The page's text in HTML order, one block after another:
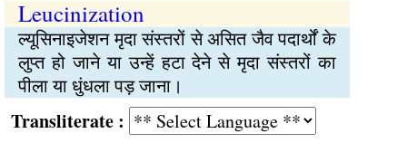
Leucinization
ल्यूसिनाइजेशन मृदा संस्तरों से असित जैव पदार्थों के
लुप्‍त हो जाने या उन्हें हटा देने से मृदा संस्तरों का
पीला या धुंधला पड़ जाना।
: